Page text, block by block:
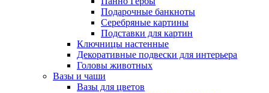
Подарочные банкноты
Серебряные картины
Подставки для картин
Ключницы настенные
Декоративные подвески для интерьера
Головы животных
Вазы и чаши
Вазы для цветов